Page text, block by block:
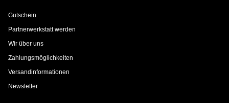
Gutschein
Partnerwerkstatt werden
Wir über uns
Zahlungsmöglichkeiten
Versandinformationen
Newsletter